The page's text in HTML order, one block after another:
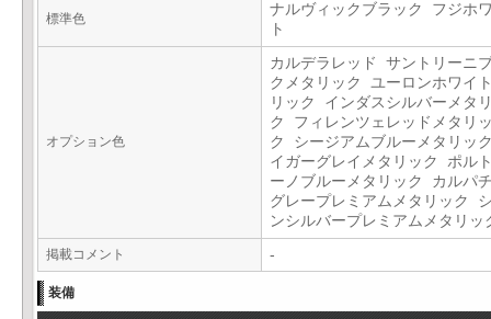
標準色
ナルヴィックブラック フジホ
ト
オプション色
カルデラレッド サントリーニ
クメタリック ユーロンホワイ
リック インダスシルバーメタ
ク フィレンツェレッドメタリ
ク シージアムブルーメタリッ
イガーグレイメタリック ポル
ーノブルーメタリック カルパ
グレープレミアムメタリック
ンシルバープレミアムメタリ
掲載コメント -
装備